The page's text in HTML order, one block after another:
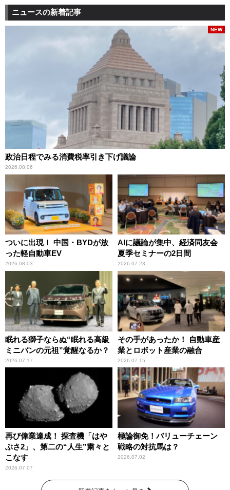
ニュースの新着記事
政治日程でみる消費税率引き下げ議論
2026.08.06
NEW
ついに出現！ 中国・BYDが放
った軽自動車EV
2026.08.03
AIに議論が集中、経済同友会
夏季セミナーの2日間
2026.07.23
眠れる獅子ならぬ“眠れる高級
ミニバンの元祖”覚醒なるか？
2026.07.17
その手があったか！ 自動車産
業とロボット産業の融合
2026.07.15
再び偉業達成！ 探査機「はや
ぶさ2」、第二の“人生”粛々と
こなす
2026.07.07
極論御免！バリューチェーン
戦略の対抗馬は？
2026.07.02